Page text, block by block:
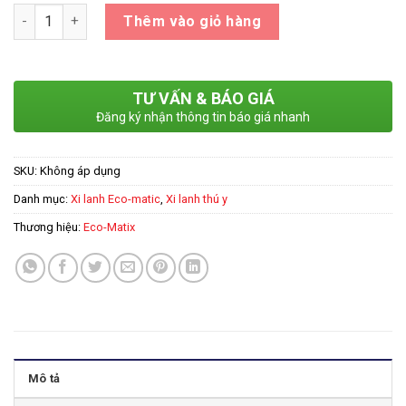
Số lượng Thêm vào giỏ hàng
TƯ VẤN & BÁO GIÁ
Đăng ký nhận thông tin báo giá nhanh
SKU: Không áp dụng
Danh mục: Xi lanh Eco-matic Xi lanh thú y
Thương hiệu: Eco-Matix
Mô tả